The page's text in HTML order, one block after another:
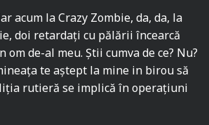
acum la Crazy Zombie, da, da, la
doi retardați cu pălării încearcă
om de-al meu. Știi cumva de ce? Nu?
te aștept la mine in birou să
rutieră se implică în operațiuni